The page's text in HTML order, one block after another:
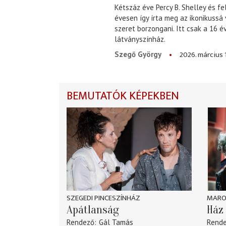
Kétszáz éve Percy B. Shelley és
évesen így írta meg az
szeret borzongani. Itt csak a 16
látványszínház.
Szegő György
2026. március
BEMUTATÓK KÉPEKBEN
SZEGEDI PINCESZÍNHÁZ
Apátlanság
Rendező Gál Tamás